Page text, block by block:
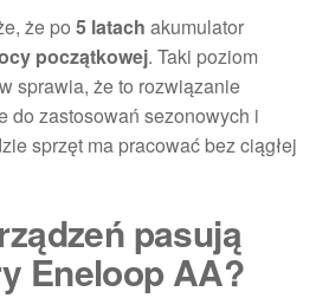
że po 5 latach akumulator
początkowej. Taki poziom
sprawia, że to rozwiązanie
do zastosowań sezonowych i
sprzęt ma pracować bez ciągłej
pasują
Eneloop AA?